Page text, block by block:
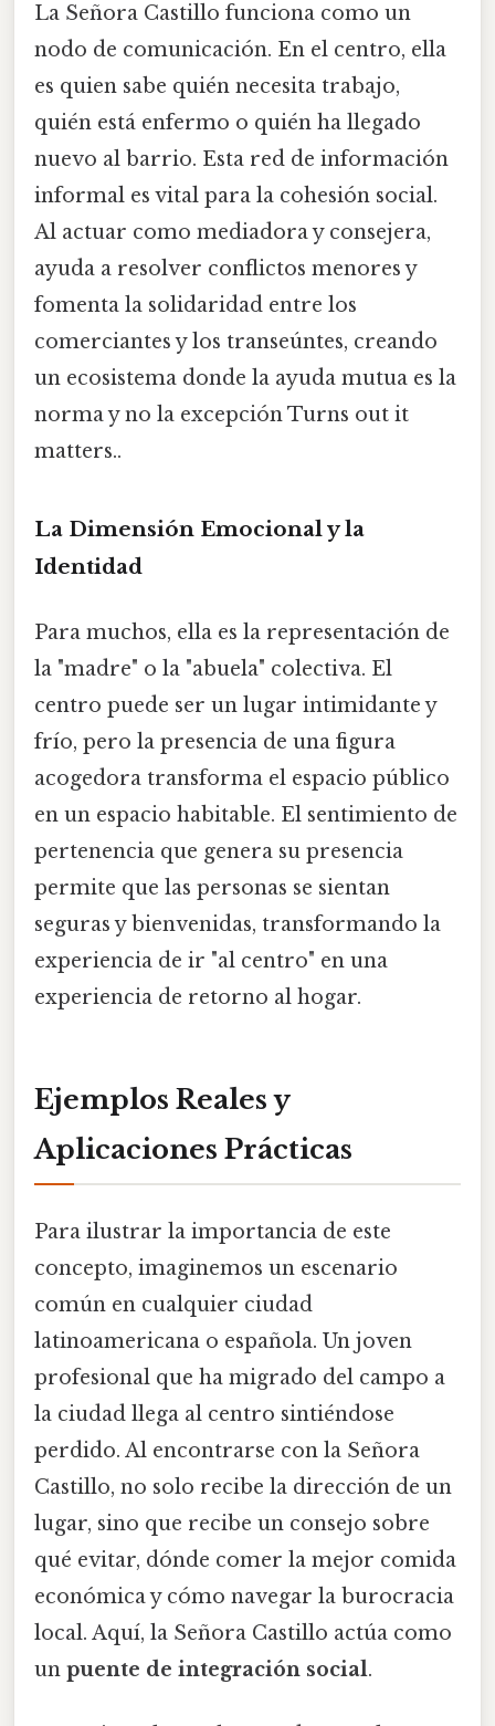
La Señora Castillo funciona como un
nodo de comunicación. En el centro, ella
es quien sabe quién necesita trabajo,
quién está enfermo o quién ha llegado
nuevo al barrio. Esta red de información
informal es vital para la cohesión social.
Al actuar como mediadora y consejera,
ayuda a resolver conflictos menores y
fomenta la solidaridad entre los
comerciantes y los transeúntes, creando
un ecosistema donde la ayuda mutua es la
norma y no la excepción Turns out it
matters..
La Dimensión Emocional y la
Identidad
Para muchos, ella es la representación de
la "madre" o la "abuela" colectiva. El
centro puede ser un lugar intimidante y
frío, pero la presencia de una figura
acogedora transforma el espacio público
en un espacio habitable. El sentimiento de
pertenencia que genera su presencia
permite que las personas se sientan
seguras y bienvenidas, transformando la
experiencia de ir "al centro" en una
experiencia de retorno al hogar.
Ejemplos Reales y
Aplicaciones Prácticas
Para ilustrar la importancia de este
concepto, imaginemos un escenario
común en cualquier ciudad
latinoamericana o española. Un joven
profesional que ha migrado del campo a
la ciudad llega al centro sintiéndose
perdido. Al encontrarse con la Señora
Castillo, no solo recibe la dirección de un
lugar, sino que recibe un consejo sobre
qué evitar, dónde comer la mejor comida
económica y cómo navegar la burocracia
local. Aquí, la Señora Castillo actúa como
un puente de integración social.